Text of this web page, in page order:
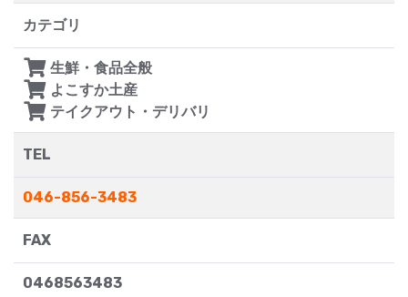
カテゴリ
生鮮・食品全般
よこすか土産
テイクアウト・デリバリ
TEL
046-856-3483
FAX
0468563483